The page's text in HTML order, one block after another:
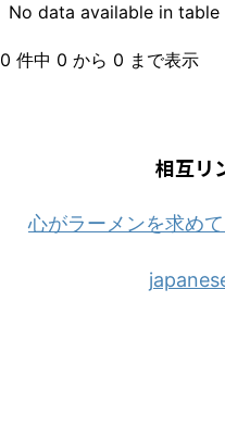
No data available in table
0 件中 0 から 0 まで表示
相互リ
心がラーメンを求め